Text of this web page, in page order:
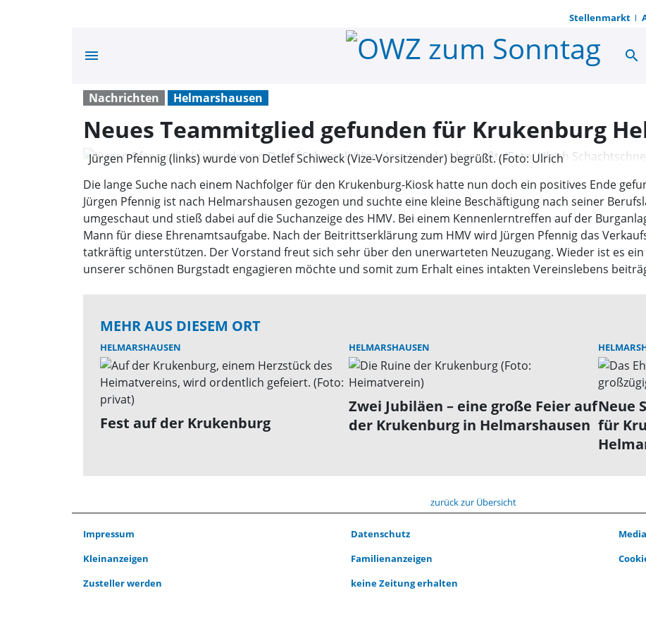
Stellenmarkt
menu Neues search
Nachrichten Helmarshausen
Neues Teammitglied gefunden für Krukenburg
Jürgen Pfennig (links) wurde von Detlef Schiweck (Vize-Vorsitzender) begrüßt. (Foto: Ulrich
Die lange Suche nach einem Nachfolger für den Krukenburg-Kiosk hatte nun doch ein positives Ende
Jürgen Pfennig ist nach Helmarshausen gezogen und suchte eine kleine Beschäftigung nach seiner
umgeschaut und stieß dabei auf die Suchanzeige des HMV. Bei einem Kennenlerntreffen auf der
Mann für diese Ehrenamtsaufgabe. Nach der Beitrittserklärung zum HMV wird Jürgen Pfennig das
tatkräftig unterstützen. Der Vorstand freut sich sehr über den unerwarteten Neuzugang. Wieder ist es
unserer schönen Burgstadt engagieren möchte und somit zum Erhalt eines intakten Vereinslebens
MEHR AUS DIESEM ORT
HELMARSHAUSEN
Fest auf der Krukenburg
HELMARSHAUSEN
Zwei Jubiläen – eine große Feier auf
der Krukenburg in Helmarshausen
Neue
für
zurück zur Übersicht
Impressum Datenschutz
Kleinanzeigen
Familienanzeigen
Zusteller werden
keine Zeitung erhalten